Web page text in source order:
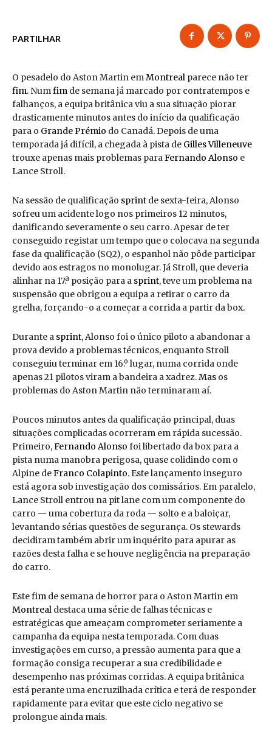
PARTILHAR
O pesadelo do Aston Martin emMontreal parece não ter
fim. Numfim de semana já marcado por contratempos e
falhanços, a equipa britânica viu a sua situação piorar
drasticamente minutos antes do início da qualificação
para o Grande Prémio do Canadá. Depois de uma
temporada já difícil, a chegada à pista de Gilles Villeneuve
trouxe apenas mais problemas paraFernando Alonso e
Lance Stroll.
Na sessão de qualificação sprint de sexta-feira, Alonso
sofreu um acidente logo nos primeiros 12 minutos,
danificando severamente o seu carro. Apesar de ter
conseguido registar um tempo que o colocava na segunda
fase da qualificação (SQ2), o espanhol não pôde participar
devido aos estragos no monolugar. Já Stroll, que deveria
alinhar na 17.ª posição para a sprint, teve um problema na
suspensão que obrigou a equipa a retirar o carro da
grelha, forçando-o a começar a corrida a partir da box.
Durante a sprint, Alonso foi o único piloto a abandonar a
prova devido a problemas técnicos, enquanto Stroll
conseguiu terminar em 16.º lugar, numa corrida onde
apenas 21 pilotos viram a bandeira a xadrez.Mas os
problemas do Aston Martin não terminaram aí.
Poucos minutos antes da qualificação principal, duas
situações complicadas ocorreram em rápida sucessão.
Primeiro,Fernando Alonso foi libertado da box para a
pista numa manobra perigosa, quase colidindo com o
Alpine deFranco Colapinto. Este lançamento inseguro
está agora sob investigação dos comissários. Em paralelo,
Lance Stroll entrou na pit lane com um componente do
carro — uma cobertura da roda — solto e a baloiçar,
levantando sérias questões de segurança. Os stewards
decidiram também abrir um inquérito para apurar as
razões desta falha e se houve negligência na preparação
do carro.
Estefim de semana de horror para o Aston Martin em
Montreal destaca uma série de falhas técnicas e
estratégicas que ameaçam comprometer seriamente a
campanha da equipa nesta temporada. Com duas
investigações em curso, a pressão aumenta para que a
formação consiga recuperar a sua credibilidade e
desempenho nas próximas corridas. A equipa britânica
está perante uma encruzilhada crítica e terá de responder
rapidamente para evitar que este ciclo negativo se
prolongue ainda mais.